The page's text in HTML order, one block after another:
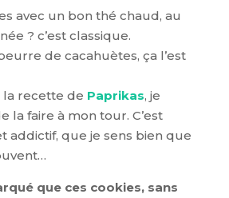
avec un bon thé chaud, au
? c’est classique.
de cacahuètes, ça l’est
la recette de Paprikas, je
la faire à mon tour. C’est
addictif, que je sens bien que
que ces cookies, sans